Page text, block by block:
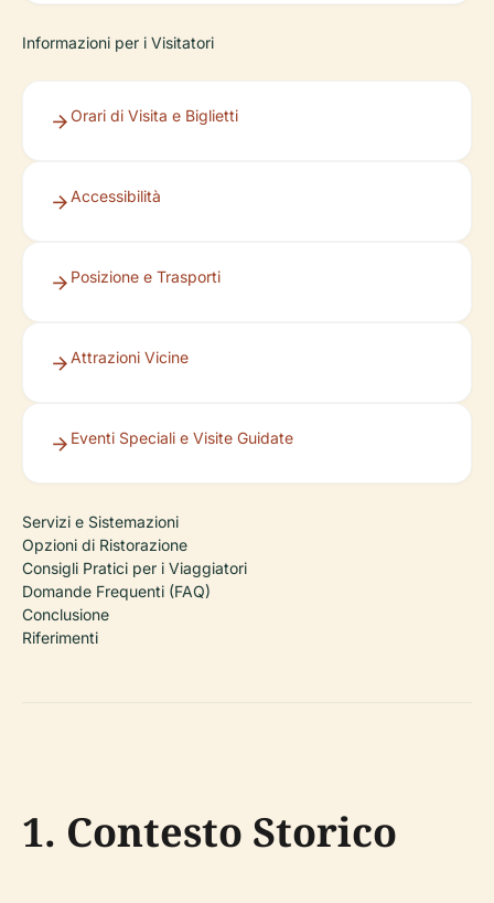
Informazioni per i Visitatori
Orari di Visita e Biglietti
Accessibilità
Posizione e Trasporti
Attrazioni Vicine
Eventi Speciali e Visite Guidate
Servizi e Sistemazioni
Opzioni di Ristorazione
Consigli Pratici per i Viaggiatori
Domande Frequenti (FAQ)
Conclusione
Riferimenti
1. Contesto Storico